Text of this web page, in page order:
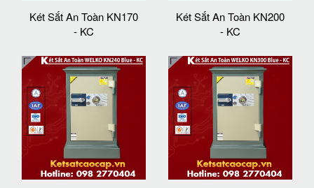
Két Sắt An Toàn KN170
- KC
Két Sắt An Toàn KN200
- KC